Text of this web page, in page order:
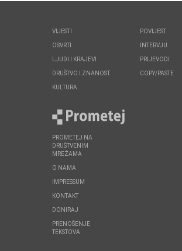
VIJESTI
OSVRTI
LJUDI I KRAJEVI
DRUŠTVO I ZNANOST
KULTURA
POVIJEST
INTERVJU
PRIJEVODI
COPY/PASTE
PROMETEJ NA
DRUŠTVENIM
MREŽAMA
O NAMA
IMPRESSUM
KONTAKT
DONIRAJ
PRENOŠENJE
TEKSTOVA